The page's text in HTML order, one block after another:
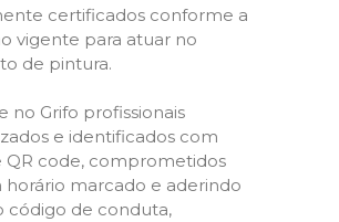
certificados conforme a
vigente para atuar no
de pintura.
no Grifo profissionais
e identificados com
QR code, comprometidos
marcado e aderindo
código de conduta,